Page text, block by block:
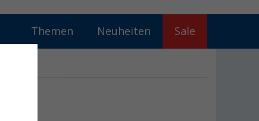
Themen Neuheiten Sale